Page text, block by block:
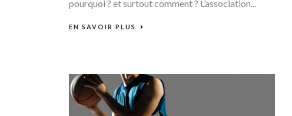
pourquoi ? et surtout comment ? L’association...
EN SAVOIR PLUS